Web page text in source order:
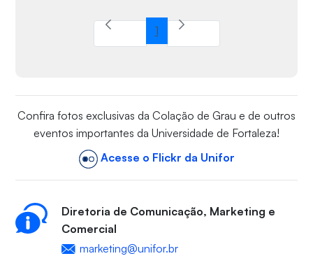
Página
1
Confira fotos exclusivas da Colação de Grau e de outros
eventos importantes da Universidade de Fortaleza!
Acesse o Flickr da Unifor
Diretoria de Comunicação, Marketing e
Comercial
marketing@unifor.br